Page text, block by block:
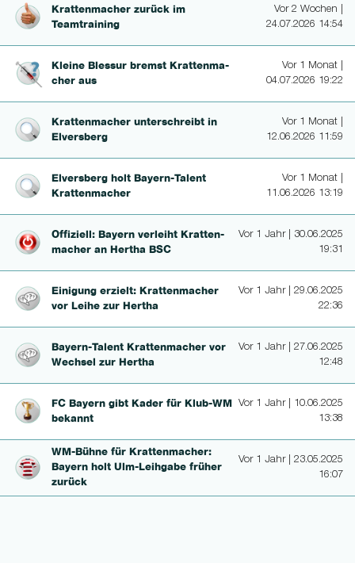
Krat­ten­ma­cher zurück im
Teamtraining
Vor 2 Wochen |
24.07.2026 14:54
Kleine Blessur bremst Krat­ten­ma­
cher aus
Vor 1 Monat |
04.07.2026 19:22
Krat­ten­ma­cher un­terschreibt in
Elversberg
Vor 1 Monat |
12.06.2026 11:59
Elversberg holt Bayern-Ta­lent
Krat­ten­ma­cher
Vor 1 Monat |
11.06.2026 13:19
Offiziell: Bayern verleiht Krat­ten­
ma­cher an Hertha BSC
Vor 1 Jahr | 30.06.2025
19:31
Einigung erzielt: Krat­ten­ma­cher
vor Leihe zur Hertha
Vor 1 Jahr | 29.06.2025
22:36
Bayern-Ta­lent Krat­ten­ma­cher vor
Wechsel zur Hertha
Vor 1 Jahr | 27.06.2025
12:48
FC Bayern gibt Kader für Klub-WM
bekannt
Vor 1 Jahr | 10.06.2025
13:38
WM-Bühne für Krat­ten­ma­cher:
Bayern holt Ulm-Leihgabe früher
zurück
Vor 1 Jahr | 23.05.2025
16:07